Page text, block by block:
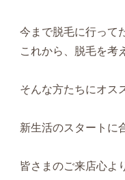
今まで脱毛に行って
これから、脱毛を考
そんな方たちにオス
新生活のスタートに
皆さまのご来店心よ